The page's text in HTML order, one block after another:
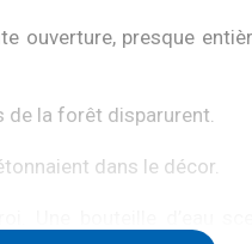
ouverture, presque
de la forêt disparurent.
dans le décor.